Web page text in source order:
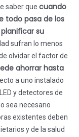
saber que cuando
todo pasa de los
su
sufran lo menos
olvidar el factor de
ahorrar hasta
a uno instalado
y detectores de
sea necesario
existentes deben
y de la salud